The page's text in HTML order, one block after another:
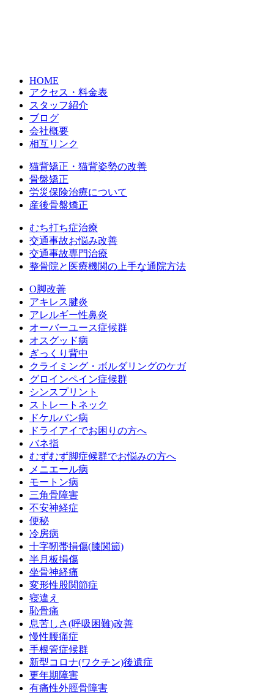
HOME
アクセス・料金表
スタッフ紹介
ブログ
会社概要
相互リンク
猫背矯正・猫背姿勢の改善
骨盤矯正
労災保険治療について
産後骨盤矯正
むち打ち症治療
交通事故お悩み改善
交通事故専門治療
整骨院と医療機関の上手な通院方法
O脚改善
アキレス腱炎
アレルギー性鼻炎
オーバーユース症候群
オスグッド病
ぎっくり背中
クライミング・ボルダリングのケガ
グロインペイン症候群
シンスプリント
ストレートネック
ドケルバン病
ドライアイでお困りの方へ
バネ指
むずむず脚症候群でお悩みの方へ
メニエール病
モートン病
三角骨障害
不安神経症
便秘
冷房病
十字靭帯損傷(膝関節)
半月板損傷
坐骨神経痛
変形性股関節症
寝違え
恥骨痛
息苦しさ(呼吸困難)改善
慢性腰痛症
手根管症候群
新型コロナ(ワクチン)後遺症
更年期障害
有痛性外脛骨障害